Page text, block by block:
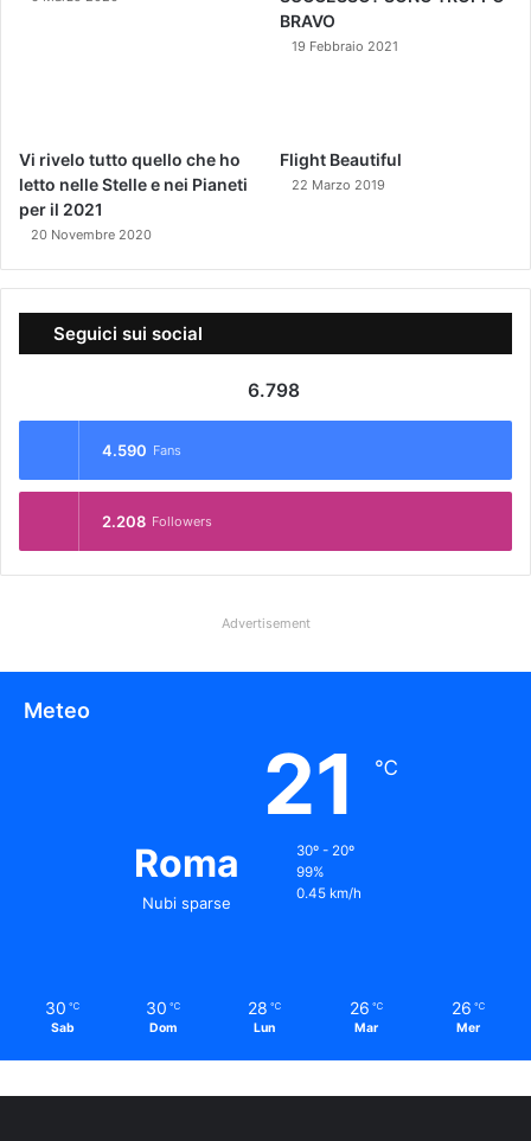
BRAVO
19 Febbraio 2021
Vi rivelo tutto quello che ho
letto nelle Stelle e nei Pianeti
per il 2021
20 Novembre 2020
Flight Beautiful
22 Marzo 2019
Seguici sui social
6.798
4.590 Fans
2.208 Followers
Advertisement
Meteo
Roma
Nubi sparse
21 ℃
30º - 20º
99%
0.45 km/h
30 ℃
Sab
30 ℃
Dom
28 ℃
Lun
26 ℃
Mar
26 ℃
Mer